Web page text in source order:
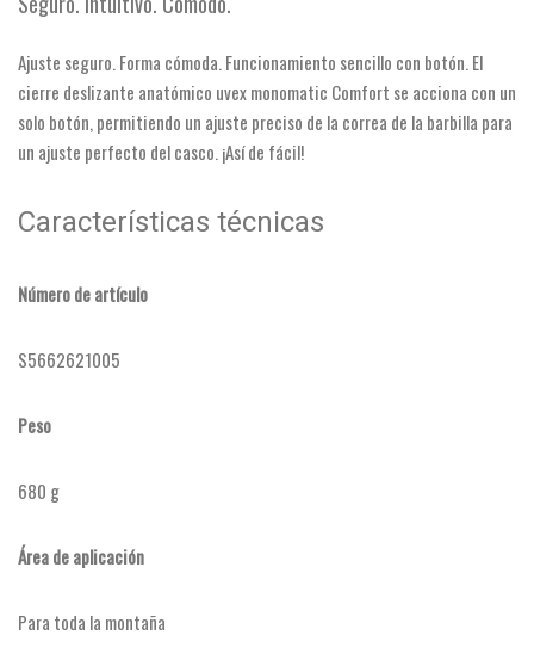
Ajuste seguro. Forma cómoda. Funcionamiento sencillo con botón. El
cierre deslizante anatómico uvex monomatic Comfort se acciona con un
solo botón, permitiendo un ajuste preciso de la correa de la barbilla para
un ajuste perfecto del casco. ¡Así de fácil!
Características técnicas
Número de artículo
S5662621005
Peso
680 g
Área de aplicación
Para toda la montaña